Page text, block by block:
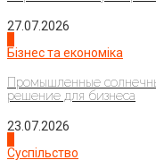
27.07.2026
Бізнес та економіка
Промышленные
решение для бизнеса
23.07.2026
Суспільство